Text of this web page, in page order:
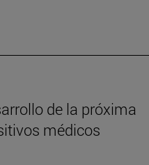
de la próxima
médicos